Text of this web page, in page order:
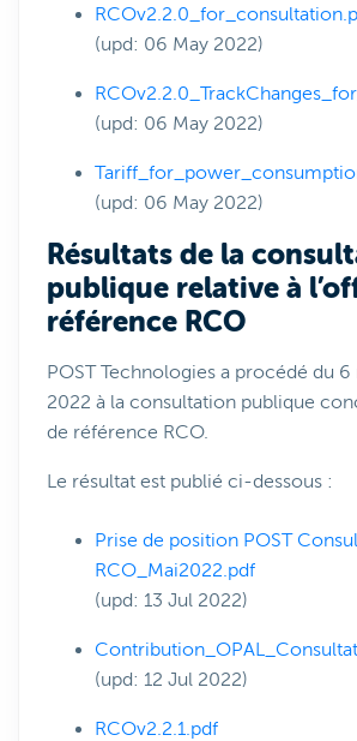
(upd: 06 May 2022)
(upd: 06 May 2022)
(upd: 06 May 2022)
Résultats de la
publique relative à
référence RCO
POST Technologies a procédé du
2022 à la consultation publique
de référence RCO.
Le résultat est publié ci-dessous :
Prise de position POST
RCO_Mai2022.pdf
(upd: 13 Jul 2022)
(upd: 12 Jul 2022)
RCOv2.2.1.pdf